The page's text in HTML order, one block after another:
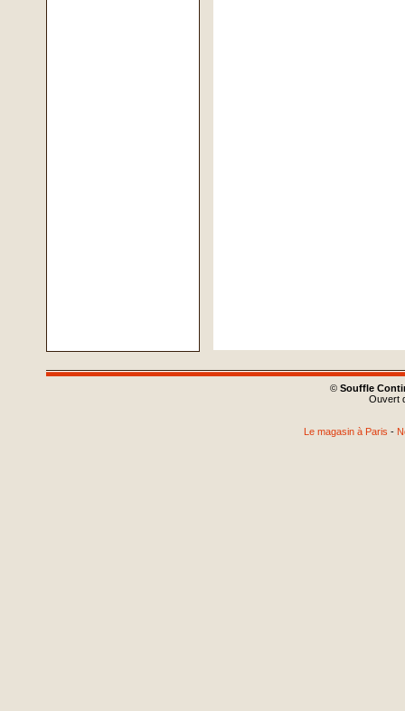
© Souffle
Ouvert
Le magasin à Paris -